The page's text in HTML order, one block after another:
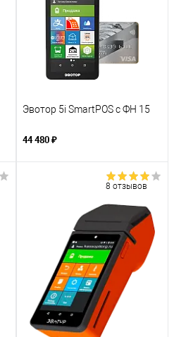
Эвотор 5i SmartPOS с ФН 15
44 480 ₽
8 отзывов